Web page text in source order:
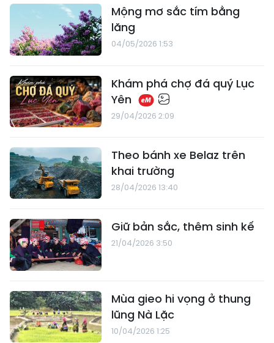
Mộng mơ sắc tím bằng
lăng
04/05/2026 1:53
Khám phá chợ đá quý Lục
Yên
29/04/2026 2:09
Theo bánh xe Belaz trên
khai trường
28/04/2026 13:40
Giữ bản sắc, thêm sinh kế
21/04/2026 3:50
Mùa gieo hi vọng ở thung
lũng Nà Lặc
10/04/2026 1:25